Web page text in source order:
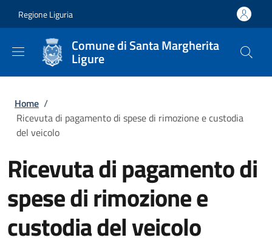
Regione Liguria
Comune di Santa Margherita
Ligure
Briciole di pane
Home /
Ricevuta di pagamento di spese di rimozione e custodia
del veicolo
Ricevuta di pagamento di
spese di rimozione e
custodia del veicolo